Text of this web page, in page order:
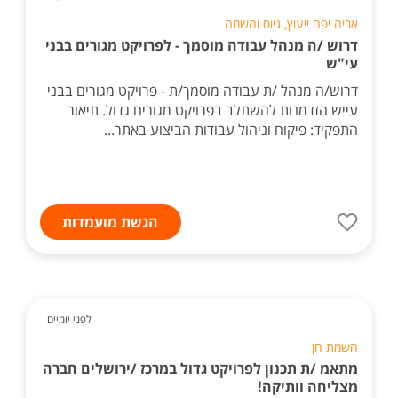
אביה יפה ייעוץ, גיוס והשמה
דרוש /ה מנהל עבודה מוסמך - לפרויקט מגורים בבני
עי"ש
דרוש/ה מנהל /ת עבודה מוסמך/ת - פרויקט מגורים בבני
עייש הזדמנות להשתלב בפרויקט מגורים גדול. תיאור
התפקיד: פיקוח וניהול עבודות הביצוע באתר...
הגשת מועמדות
לפני יומיים
השמת חן
מתאמ /ת תכנון לפרויקט גדול במרכז /ירושלים חברה
מצליחה וותיקה!